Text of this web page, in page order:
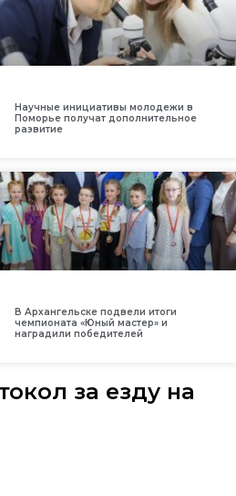
Научные инициативы молодежи в
Поморье получат дополнительное
развитие
В Архангельске подвели итоги
чемпионата «Юный мастер» и
наградили победителей
за езду на